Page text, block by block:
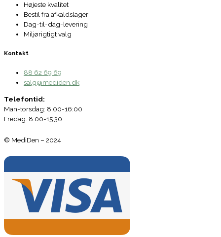
Højeste kvalitet
Bestil fra afkaldslager
Dag-til-dag-levering
Miljørigtigt valg
Kontakt
88 62 69 69
salg@mediden.dk
Telefontid:
Man-torsdag: 8:00-16:00
Fredag: 8:00-15:30
© MediDen – 2024